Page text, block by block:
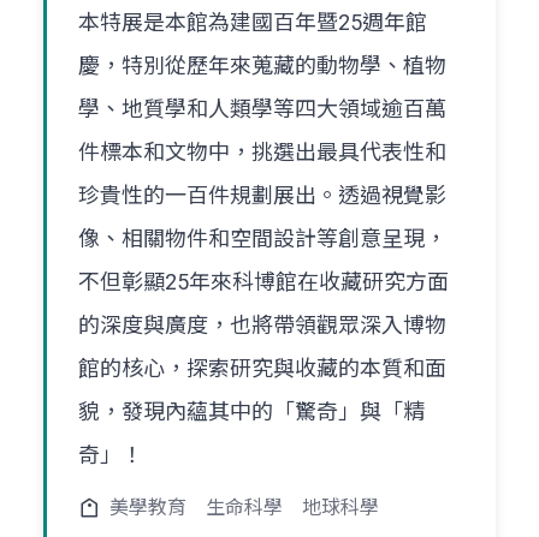
本特展是本館為建國百年暨25週年館
慶，特別從歷年來蒐藏的動物學、植物
學、地質學和人類學等四大領域逾百萬
件標本和文物中，挑選出最具代表性和
珍貴性的一百件規劃展出。透過視覺影
像、相關物件和空間設計等創意呈現，
不但彰顯25年來科博館在收藏研究方面
的深度與廣度，也將帶領觀眾深入博物
館的核心，探索研究與收藏的本質和面
貌，發現內蘊其中的「驚奇」與「精
奇」！
美學教育 生命科學 地球科學